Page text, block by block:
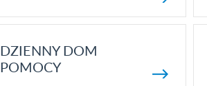
DZIENNY DOM
POMOCY